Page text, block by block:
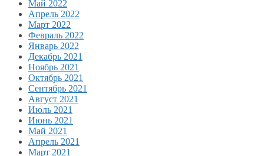
Май 2022
Апрель 2022
Март 2022
Февраль 2022
Январь 2022
Декабрь 2021
Ноябрь 2021
Октябрь 2021
Сентябрь 2021
Август 2021
Июль 2021
Июнь 2021
Май 2021
Апрель 2021
Март 2021